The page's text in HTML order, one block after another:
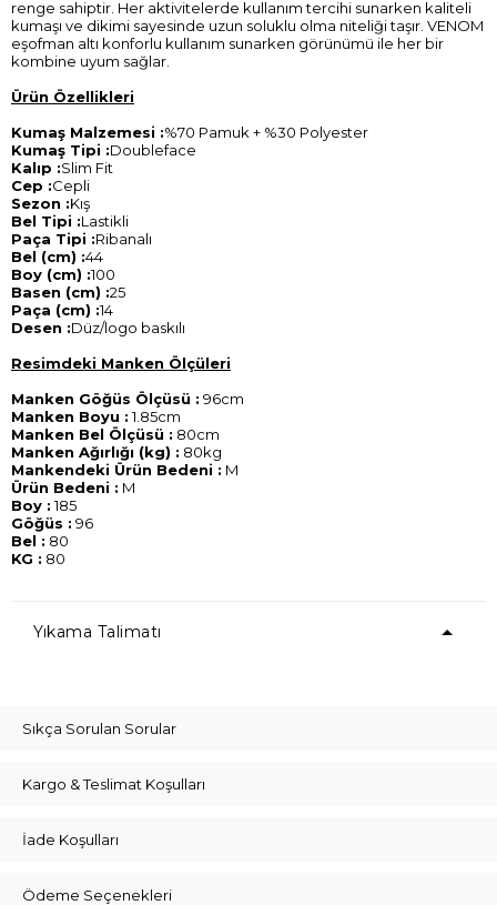
renge sahiptir. Her aktivitelerde kullanım tercihi sunarken kaliteli
kumaşı ve dikimi sayesinde uzun soluklu olma niteliği taşır. VENOM
eşofman altı konforlu kullanım sunarken görünümü ile her bir
kombine uyum sağlar.
Ürün Özellikleri
Kumaş Malzemesi :%70 Pamuk + %30 Polyester
Kumaş Tipi :Doubleface
Kalıp :Slim Fit
Cep :Cepli
Sezon :Kış
Bel Tipi :Lastikli
Paça Tipi :Ribanalı
Bel (cm) :44
Boy (cm) :100
Basen (cm) :25
Paça (cm) :14
Desen :Düz/logo baskılı
Resimdeki Manken Ölçüleri
Manken Göğüs Ölçüsü : 96cm
Manken Boyu :1.85cm
Manken Bel Ölçüsü : 80cm
Manken Ağırlığı (kg) : 80kg
Mankendeki Ürün Bedeni : M
Ürün Bedeni : M
Boy :185
Göğüs : 96
Bel : 80
KG : 80
Yıkama Talimatı
Sıkça Sorulan Sorular
Kargo & Teslimat Koşulları
İade Koşulları
Ödeme Seçenekleri